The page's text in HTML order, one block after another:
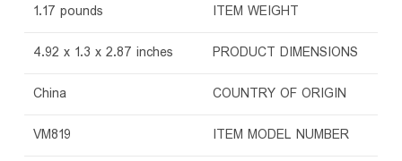
ITEM WEIGHT
‎1.17 pounds
PRODUCT DIMENSIONS
‎4.92 x 1.3 x 2.87 inches
COUNTRY OF ORIGIN
‎China
ITEM MODEL NUMBER
‎VM819